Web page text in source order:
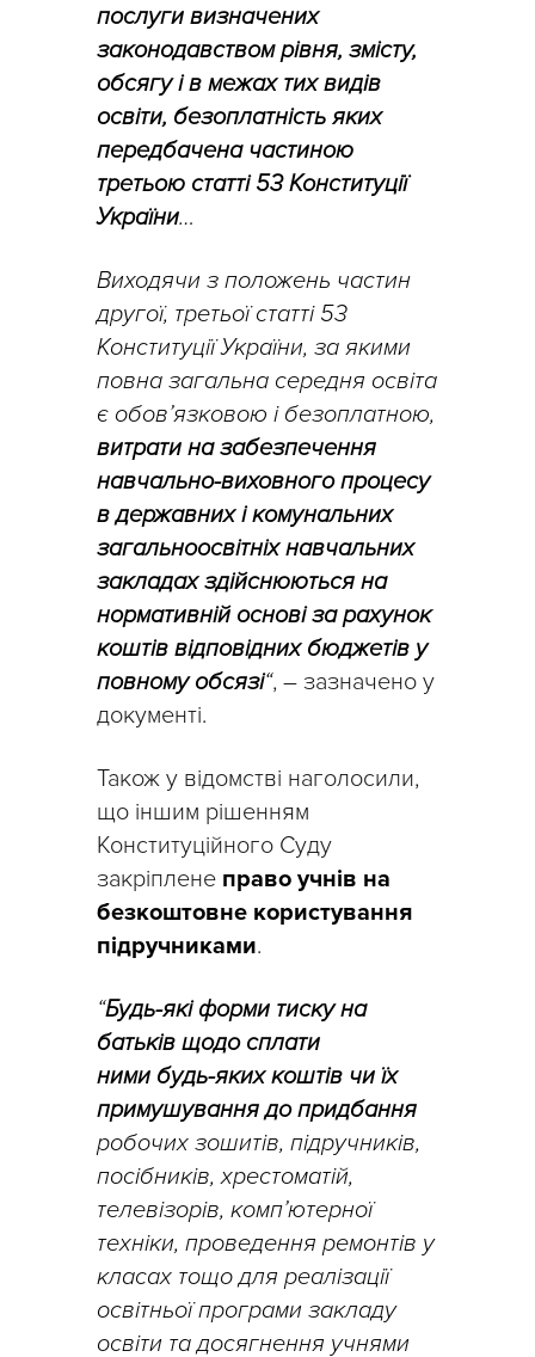
послуги визначених
законодавством рівня, змісту,
обсягу і в межах тих видів
освіти, безоплатність яких
передбачена частиною
третьою статті 53 Конституції
України…
Виходячи з положень частин
другої, третьої статті 53
Конституції України, за якими
повна загальна середня освіта
є обов’язковою і безоплатною,
витрати на забезпечення
навчально-виховного процесу
в державних і комунальних
загальноосвітніх навчальних
закладах здійснюються на
нормативній основі за рахунок
коштів відповідних бюджетів у
повному обсязі“, – зазначено у
документі.
Також у відомстві наголосили,
що іншим рішенням
Конституційного Суду
закріплене право учнів на
безкоштовне користування
підручниками.
“Будь-які форми тиску на
батьків щодо сплати
ними будь-яких коштів чи їх
примушування до придбання
робочих зошитів, підручників,
посібників, хрестоматій,
телевізорів, комп’ютерної
техніки, проведення ремонтів у
класах тощо для реалізації
освітньої програми закладу
освіти та досягнення учнями